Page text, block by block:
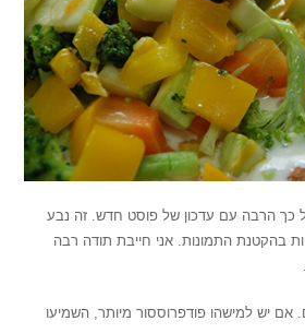
כך הרבה עם עדכון של פוסט חדש. זה נבע
בהקטנת התמונות. אני חייבת תודה רבה
אם יש למישהו פודפרוססור מיותר, השמיעו